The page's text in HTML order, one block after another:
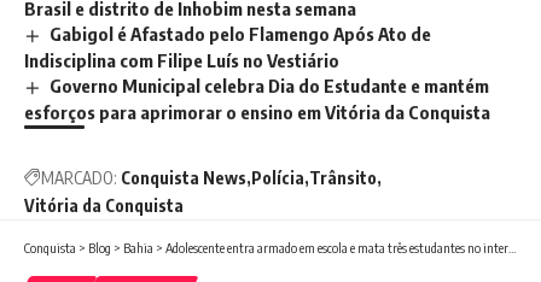
Brasil e distrito de Inhobim nesta semana
Gabigol é Afastado pelo Flamengo Após Ato de
Indisciplina com Filipe Luís no Vestiário
Governo Municipal celebra Dia do Estudante e mantém
esforços para aprimorar o ensino em Vitória da Conquista
MARCADO: Conquista News Polícia Trânsito
Vitória da Conquista
Conquista > Blog > Bahia > Adolescente entra armado em escola e mata três estudantes no interior da Bahia e depois tira a própria vida